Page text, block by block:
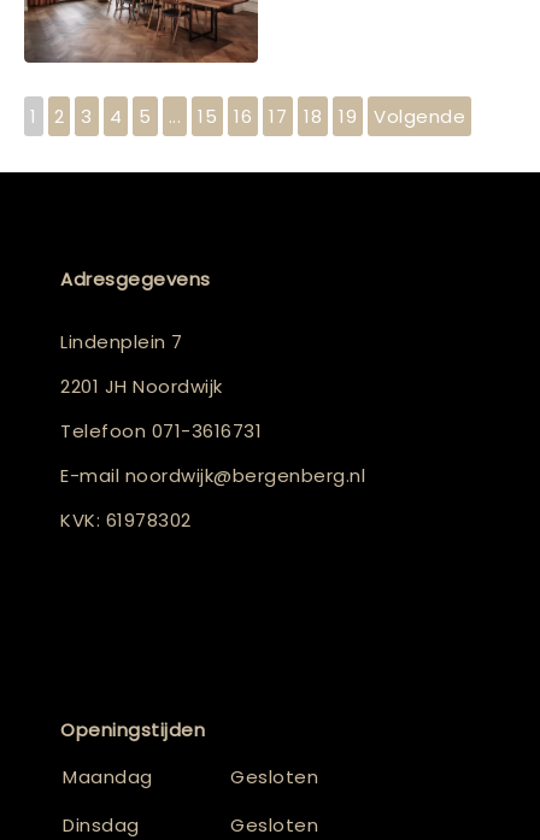
1 2 3 4 5 ... 15 16 17 18 19 Volgende
Adresgegevens
Lindenplein 7
2201 JH Noordwijk
Telefoon 071-3616731
E-mail noordwijk@bergenberg.nl
KVK: 61978302
Openingstijden
Maandag
Gesloten
Dinsdag
Gesloten